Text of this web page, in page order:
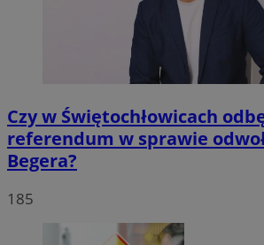
Czy w Świętochłowicach
referendum w sprawie
Begera?
185